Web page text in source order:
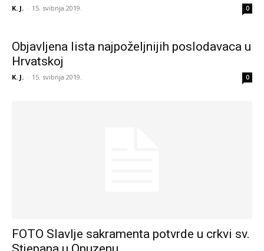
K. J. - 15. svibnja 2019. 0
Objavljena lista najpoželjnijih poslodavaca u
Hrvatskoj
K. J. - 15. svibnja 2019. 0
FOTO Slavlje sakramenta potvrde u crkvi sv.